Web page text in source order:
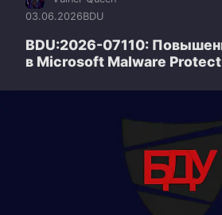
03.06.2026BDU
BDU:2026-07110:
в Microsoft Malware